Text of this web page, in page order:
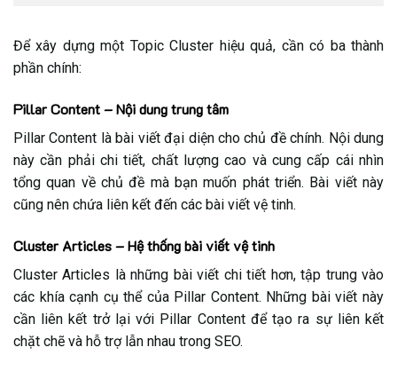
Để xây dựng một Topic Cluster hiệu quả, cần có ba thành
phần chính:
Pillar Content – Nội dung trung tâm
Pillar Content là bài viết đại diện cho chủ đề chính. Nội dung
này cần phải chi tiết, chất lượng cao và cung cấp cái nhìn
tổng quan về chủ đề mà bạn muốn phát triển. Bài viết này
cũng nên chứa liên kết đến các bài viết vệ tinh.
Cluster Articles – Hệ thống bài viết vệ tinh
Cluster Articles là những bài viết chi tiết hơn, tập trung vào
các khía cạnh cụ thể của Pillar Content. Những bài viết này
cần liên kết trở lại với Pillar Content để tạo ra sự liên kết
chặt chẽ và hỗ trợ lẫn nhau trong SEO.